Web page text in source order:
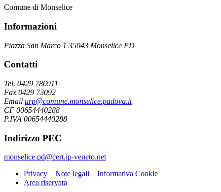
Comune di Monselice
Informazioni
Piazza San Marco 1 35043 Monselice PD
Contatti
Tel. 0429 786911
Fax 0429 73092
Email urp@comune.monselice.padova.it
CF 00654440288
P.IVA 00654440288
Indirizzo PEC
monselice.pd@cert.ip-veneto.net
Privacy
Note legali
Informativa Cookie
Area riservata